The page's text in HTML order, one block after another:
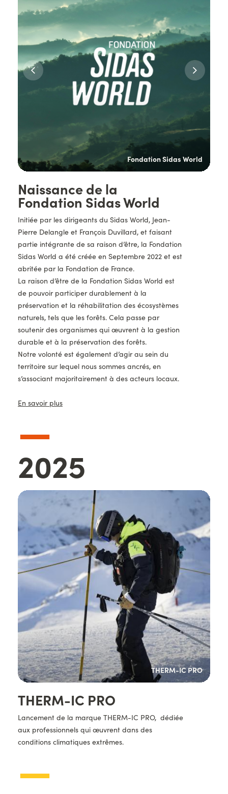
Titre
Naissance de la
Fondation Sidas World
Description
Initiée par les dirigeants du Sidas World, Jean-
Pierre Delangle et François Duvillard, et faisant
partie intégrante de sa raison d’être, la Fondation
Sidas World a été créée en Septembre 2022 et est
abritée par la Fondation de France.
La raison d’être de la Fondation Sidas World est
de pouvoir participer durablement à la
préservation et la réhabilitation des écosystèmes
naturels, tels que les forêts. Cela passe par
soutenir des organismes qui œuvrent à la gestion
durable et à la préservation des forêts.
Notre volonté est également d’agir au sein du
territoire sur lequel nous sommes ancrés, en
s’associant majoritairement à des acteurs locaux.
En savoir plus
Fondation Sidas World
—
Année
2025
Titre
THERM-IC PRO
Description
Lancement de la marque THERM-IC PRO, dédiée
aux professionnels qui œuvrent dans des
conditions climatiques extrêmes.
Images
d'illustration
THERM-IC PRO
—